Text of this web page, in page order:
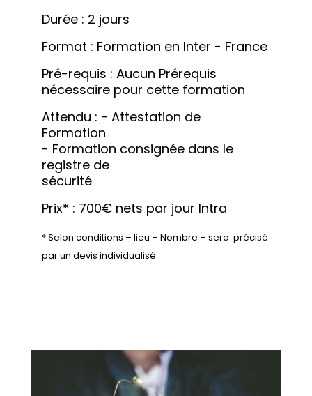
Durée : 2 jours
Format : Formation en Inter - France
Pré-requis : Aucun Prérequis
nécessaire pour cette formation
Attendu : - Attestation de
Formation
- Formation consignée dans le
registre de
sécurité
Prix* : 700€ nets par jour Intra
* Selon conditions – lieu – Nombre – sera  précisé
par un devis individualisé